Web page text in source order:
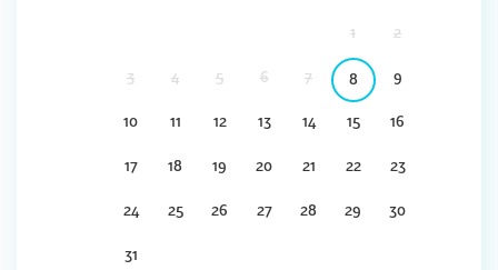
1 2
3 4 5 6 7 8 9
10 11 12 13 14 15 16
17 18 19 20 21 22 23
24 25 26 27 28 29 30
31